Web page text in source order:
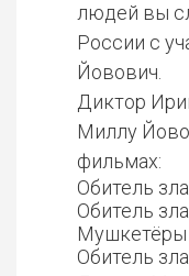
людей вы
России с
Йовович.
Диктор
Миллу
фильмах:
Обитель
Обитель
Мушкетёры
Обитель